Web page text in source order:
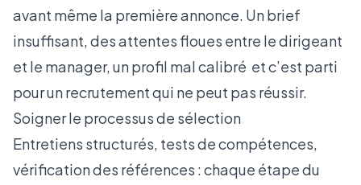
avant même la première annonce. Un brief
insuffisant, des attentes floues entre le dirigeant
et le manager, un profil mal calibré et c’est parti
pour un recrutement qui ne peut pas réussir.
Soigner le processus de sélection
Entretiens structurés, tests de compétences,
vérification des références : chaque étape du